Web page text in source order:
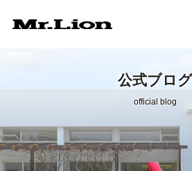
在庫車情報
Factory
自社工場
公式ブログ
official blog